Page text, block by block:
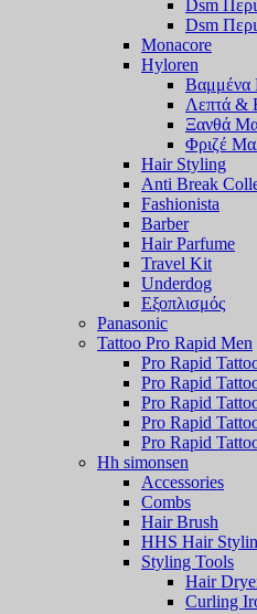
Dsm
Dsm
Monacore
Hyloren
Βαμμένα
Λεπτά &
Ξανθά
Φριζέ
Hair Styling
Anti Break
Fashionista
Barber
Hair Parfume
Travel Kit
Underdog
Εξοπλισμός
Panasonic
Tattoo Pro Rapid Men
Pro Rapid
Pro Rapid
Pro Rapid
Pro Rapid
Pro Rapid
Hh simonsen
Accessories
Combs
Hair Brush
HHS Hair
Styling Tools
Hair
Curling